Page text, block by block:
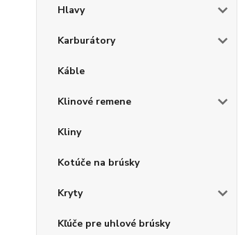
Hlavy
Karburátory
Káble
Klinové remene
Kliny
Kotúče na brúsky
Kryty
Kľúče pre uhlové brúsky